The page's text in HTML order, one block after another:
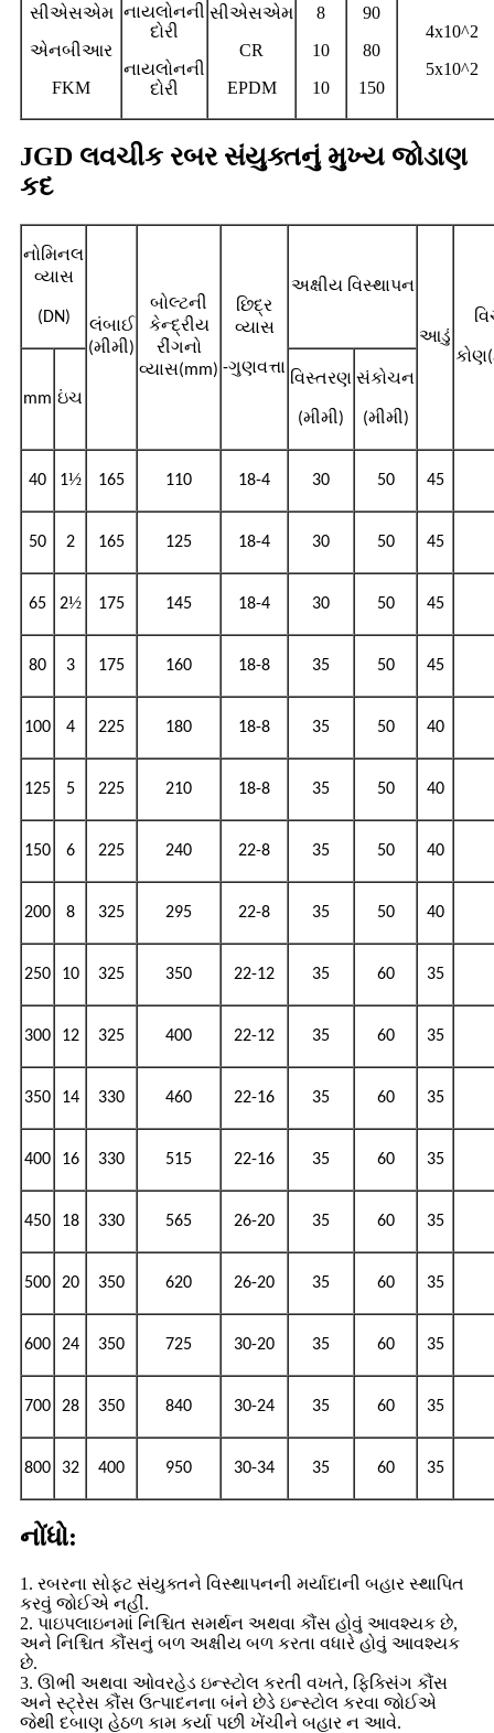
સીએસએમ
એનબીઆર
FKM
નાયલોનની
દોરી
નાયલોનની
દોરી
સીએસએમ
CR
EPDM
8
10
10
90
80
150
4x10^2
5x10^2
JGD લવચીક રબર સંયુક્તનું મુખ્ય જોડાણ
કદ
નોમિનલ
વ્યાસ
(DN)
લંબાઈ
(મીમી)
બોલ્ટની
કેન્દ્રીય
રીંગનો
વ્યાસ(mm)
છિદ્ર
વ્યાસ
-ગુણવત્તા
અક્ષીય વિસ્થાપન
આડું
mm ઇંચ
વિસ્તરણ
(મીમી)
સંકોચન
(મીમી)
40 1½ 165 110 18-4 30 50 45
50 2 165 125 18-4 30 50 45
65 2½ 175 145 18-4 30 50 45
80 3 175 160 18-8 35 50 45
100 4 225 180 18-8 35 50 40
125 5 225 210 18-8 35 50 40
150 6 225 240 22-8 35 50 40
200 8 325 295 22-8 35 50 40
250 10 325 350 22-12 35 60 35
300 12 325 400 22-12 35 60 35
350 14 330 460 22-16 35 60 35
400 16 330 515 22-16 35 60 35
450 18 330 565 26-20 35 60 35
500 20 350 620 26-20 35 60 35
600 24 350 725 30-20 35 60 35
700 28 350 840 30-24 35 60 35
800 32 400 950 30-34 35 60 35
નોંધો:
1. રબરના સોફ્ટ સંયુક્તને વિસ્થાપનની મર્યાદાની બહાર સ્થાપિત
કરવું જોઈએ નહીં.
2. પાઇપલાઇનમાં નિશ્ચિત સમર્થન અથવા કૌંસ હોવું આવશ્યક છે,
અને નિશ્ચિત કૌંસનું બળ અક્ષીય બળ કરતા વધારે હોવું આવશ્યક
છે.
3. ઊભી અથવા ઓવરહેડ ઇન્સ્ટોલ કરતી વખતે, ફિક્સિંગ કૌંસ
અને સ્ટ્રેસ કૌંસ ઉત્પાદનના બંને છેડે ઇન્સ્ટોલ કરવા જોઈએ
જેથી દબાણ હેઠળ કામ કર્યા પછી ખેંચીને બહાર ન આવે.